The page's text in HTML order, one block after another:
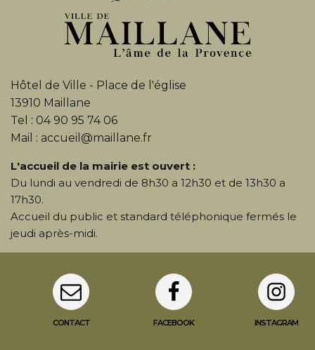
Hôtel de Ville - Place de l'église
13910 Maillane
Tel : 04 90 95 74 06
Mail : accueil@maillane.fr
L'accueil de la mairie est ouvert :
Du lundi au vendredi de 8h30 a 12h30 et de 13h30 a
17h30.
Accueil du public et standard téléphonique fermés le
jeudi après-midi.
CONTACT FACEBOOK INSTAGRAM